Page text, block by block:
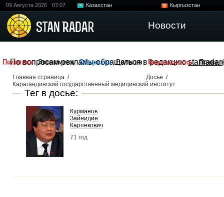
09 Августа 2026 07:07 Казахстан
Кыргызстан
Новости
Политика Экономика Общество Религия Безопасность
По вопросам рекламы обращаться в редакцию
Главная страница / Досье /
Карагандинский государственный медицинский институт
Тег в досье:
Курманов
Зайнидин
Карпекович
71 год